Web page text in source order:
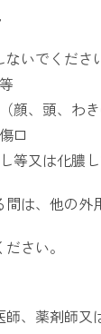
いでくださ
顔、頭、わき
口
等又は化膿
は、他の外
さい。
、薬剤師又